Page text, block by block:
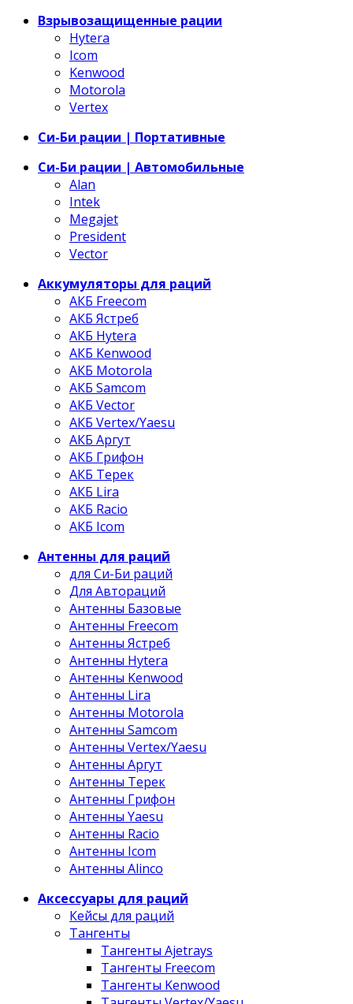
Взрывозащищенные рации
Hytera
Icom
Kenwood
Motorola
Vertex
Си-Би рации | Портативные
Си-Би рации | Автомобильные
Alan
Intek
Megajet
President
Vector
Аккумуляторы для раций
АКБ Freecom
АКБ Ястреб
АКБ Hytera
АКБ Kenwood
АКБ Motorola
АКБ Samcom
АКБ Vector
АКБ Vertex/Yaesu
АКБ Аргут
АКБ Грифон
АКБ Терек
АКБ Lira
АКБ Racio
АКБ Icom
Антенны для раций
для Си-Би раций
Для Автораций
Антенны Базовые
Антенны Freecom
Антенны Ястреб
Антенны Hytera
Антенны Kenwood
Антенны Lira
Антенны Motorola
Антенны Samcom
Антенны Vertex/Yaesu
Антенны Аргут
Антенны Терек
Антенны Грифон
Антенны Yaesu
Антенны Racio
Антенны Icom
Антенны Alinco
Аксессуары для раций
Кейсы для раций
Тангенты
Тангенты Ajetrays
Тангенты Freecom
Тангенты Kenwood